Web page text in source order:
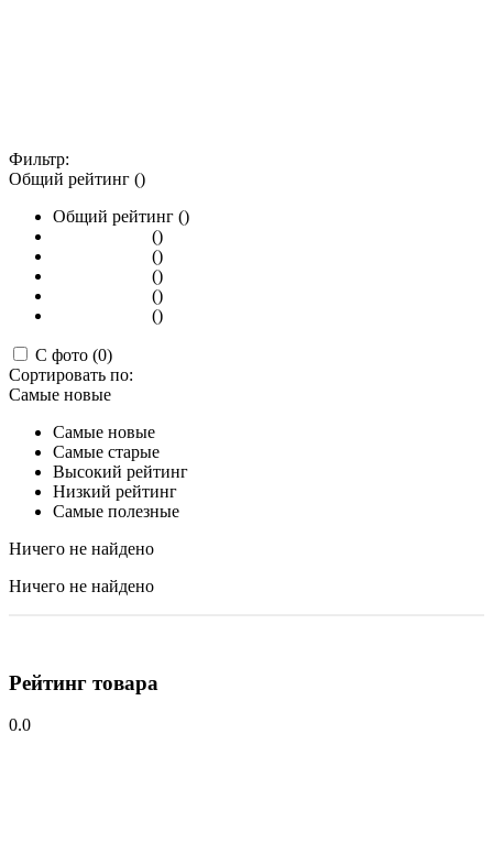
Фильтр:
Общий рейтинг ()
Общий рейтинг ()
()
()
()
()
()
С фото (0)
Сортировать по:
Самые новые
Самые новые
Самые старые
Высокий рейтинг
Низкий рейтинг
Самые полезные
Ничего не найдено
Ничего не найдено
Рейтинг товара
0.0